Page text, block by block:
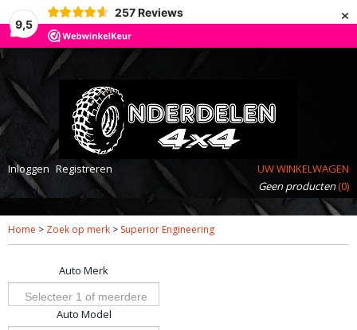
9,5
257 Reviews ×
Inloggen Registreren
UW WINKELWAGEN
Geen producten(0)
Home > Zoek op merk > Superior Engineering
Auto Merk
Selecteer 1 of meerdere
opties
Auto Model